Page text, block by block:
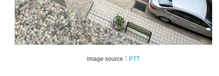
image source： PTT